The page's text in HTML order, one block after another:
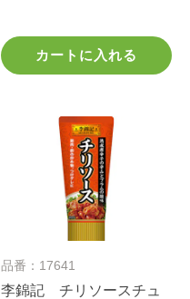
カートに入れる
品番：17641
李錦記 チリソースチュ